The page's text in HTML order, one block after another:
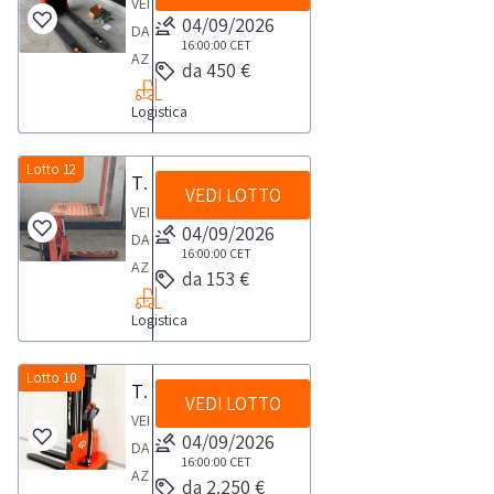
batteria,
altezza
max
mm.
5319
DA
AZIENDA
ATTIVATranspallet
elettrico
nominale
1300kg,altezza
di
sollevamento
195mm.Massima
capacità
della
batteria:
36
Ah,voltaggio
24V,velocità
massima
Logistica
04/09/2026
16:00:00 CET
da 450 €
Lotto 12
Transpallet Kalmar
VENDITA
DA
AZIENDA
ATTIVATranspallet
Kalmar
con
forche
inclinabili.Ribaltabile
verticale
Logistica
VEDI LOTTO
04/09/2026
16:00:00 CET
da 153 €
Lotto 10
Transpallet elettrico EP Equipment Co.
VENDITA
DA
AZIENDA
VEDI LOTTO
04/09/2026
16:00:00 CET
da 2.250 €